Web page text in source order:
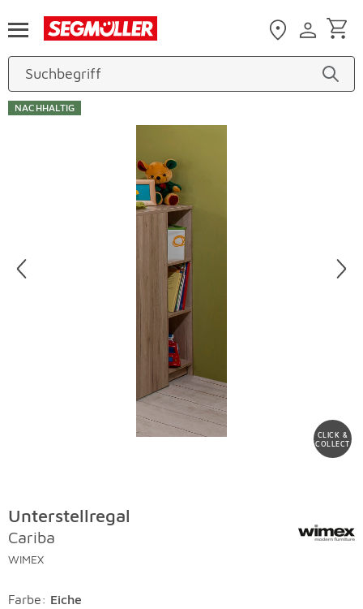
NACHHALTIG
Produktbilder überspringen
CLICK &
COLLECT
Unterstellregal
Cariba
WIMEX
Farbe: Eiche